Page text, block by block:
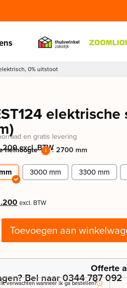
0% uitstoot
en gratis levering
excl. BTW
hefhoogte i : 2700 mm
3000 mm 3300 mm
excl. BTW
Toevoegen aan
Offerte
Bel naar 0344 787 092
verwachten wanneer ik ga bestellen?